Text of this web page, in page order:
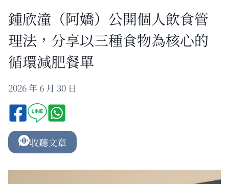
鍾欣潼（阿嬌）公開個人飲食管
理法，分享以三種食物為核心的
循環減肥餐單
2026 年 6 月 30 日
收聽文章